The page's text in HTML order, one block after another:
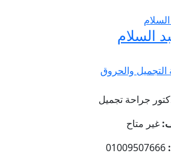
السلام
والحروق
جراحة تجميل
غير متاح
01009507666